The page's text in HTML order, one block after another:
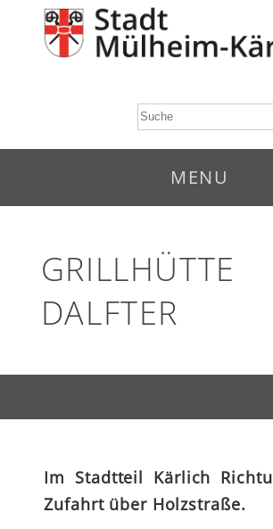
MENU
GRILLHÜTTE
DALFTER
Im Stadtteil Kärlich
Zufahrt über Holzstraße.